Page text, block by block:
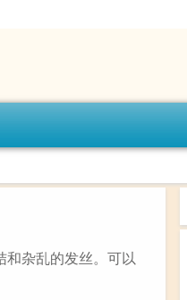
和杂乱的发丝。可以